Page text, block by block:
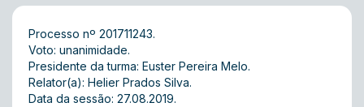
Processo nº 201711243.
Voto: unanimidade.
Presidente da turma: Euster Pereira Melo.
Relator(a): Helier Prados Silva.
Data da sessão: 27.08.2019.